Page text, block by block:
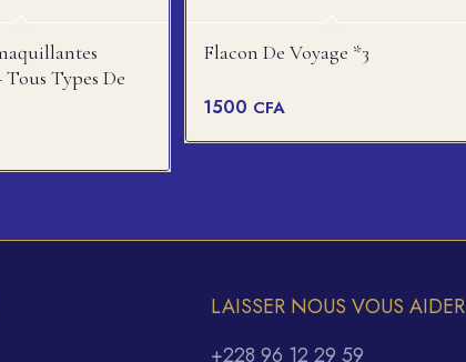
Tous Types De
Flacon De Voyage *3
1500 CFA
LAISSER NOUS VOUS AIDER
+228 96 12 29 59